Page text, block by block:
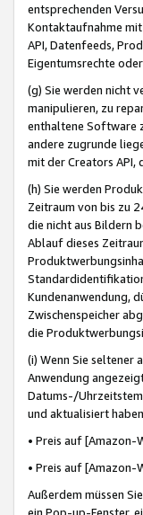
entsprechenden
Kontaktaufnahme
API, Datenfeeds,
Eigentumsrechte
(g) Sie werden nicht
manipulieren, zu
enthaltene Software
andere zugrunde
mit der Creators API,
(h) Sie werden
Zeitraum von bis zu
die nicht aus Bildern
Ablauf dieses
Kundenanwendung,
Zwischenspeicher
die
(i) Wenn Sie seltener
Anwendung
Datums-/
und aktualisiert
• Preis auf
• Preis auf
Außerdem müssen
ein Pop-up-Fenster,